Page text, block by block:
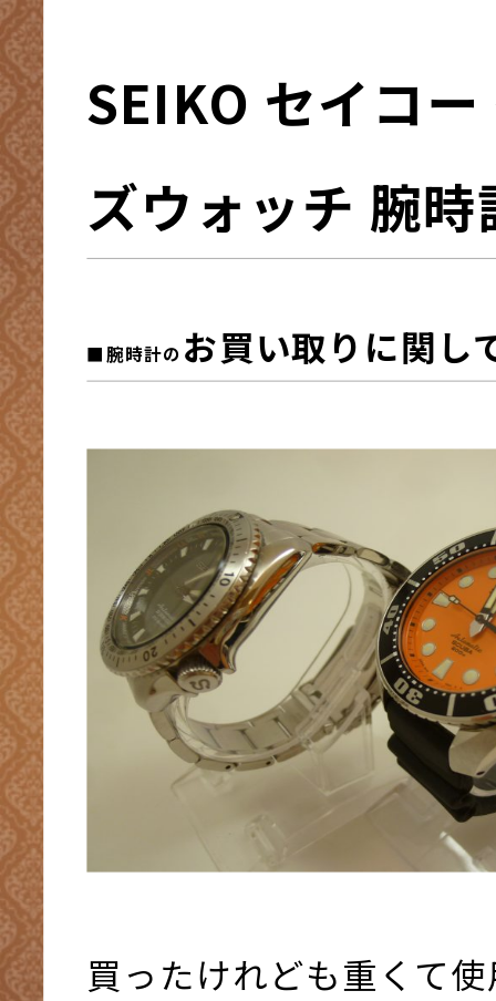
SEIKO セイコ
ズウォッチ 腕
■腕時計の お買い取りに関し
買ったけれども重くて